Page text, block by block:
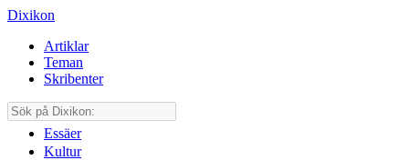
Dixikon
Artiklar
Teman
Skribenter
Essäer
Kultur